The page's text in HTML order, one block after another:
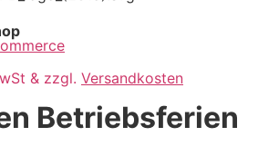
& zzgl. Versandkosten
Betriebsferien